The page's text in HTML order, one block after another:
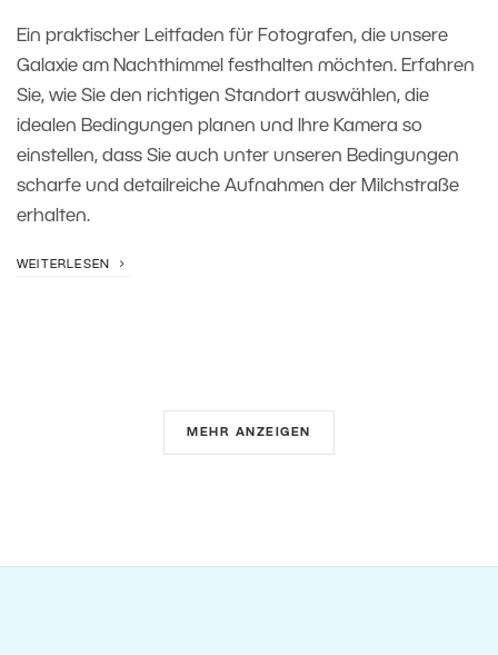
Ein praktischer Leitfaden für Fotografen, die unsere
Galaxie am Nachthimmel festhalten möchten. Erfahren
Sie, wie Sie den richtigen Standort auswählen, die
idealen Bedingungen planen und Ihre Kamera so
einstellen, dass Sie auch unter unseren Bedingungen
scharfe und detailreiche Aufnahmen der Milchstraße
erhalten.
WEITERLESEN
MEHR ANZEIGEN